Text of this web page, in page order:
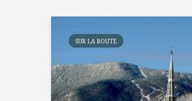
SUR LA ROUTE